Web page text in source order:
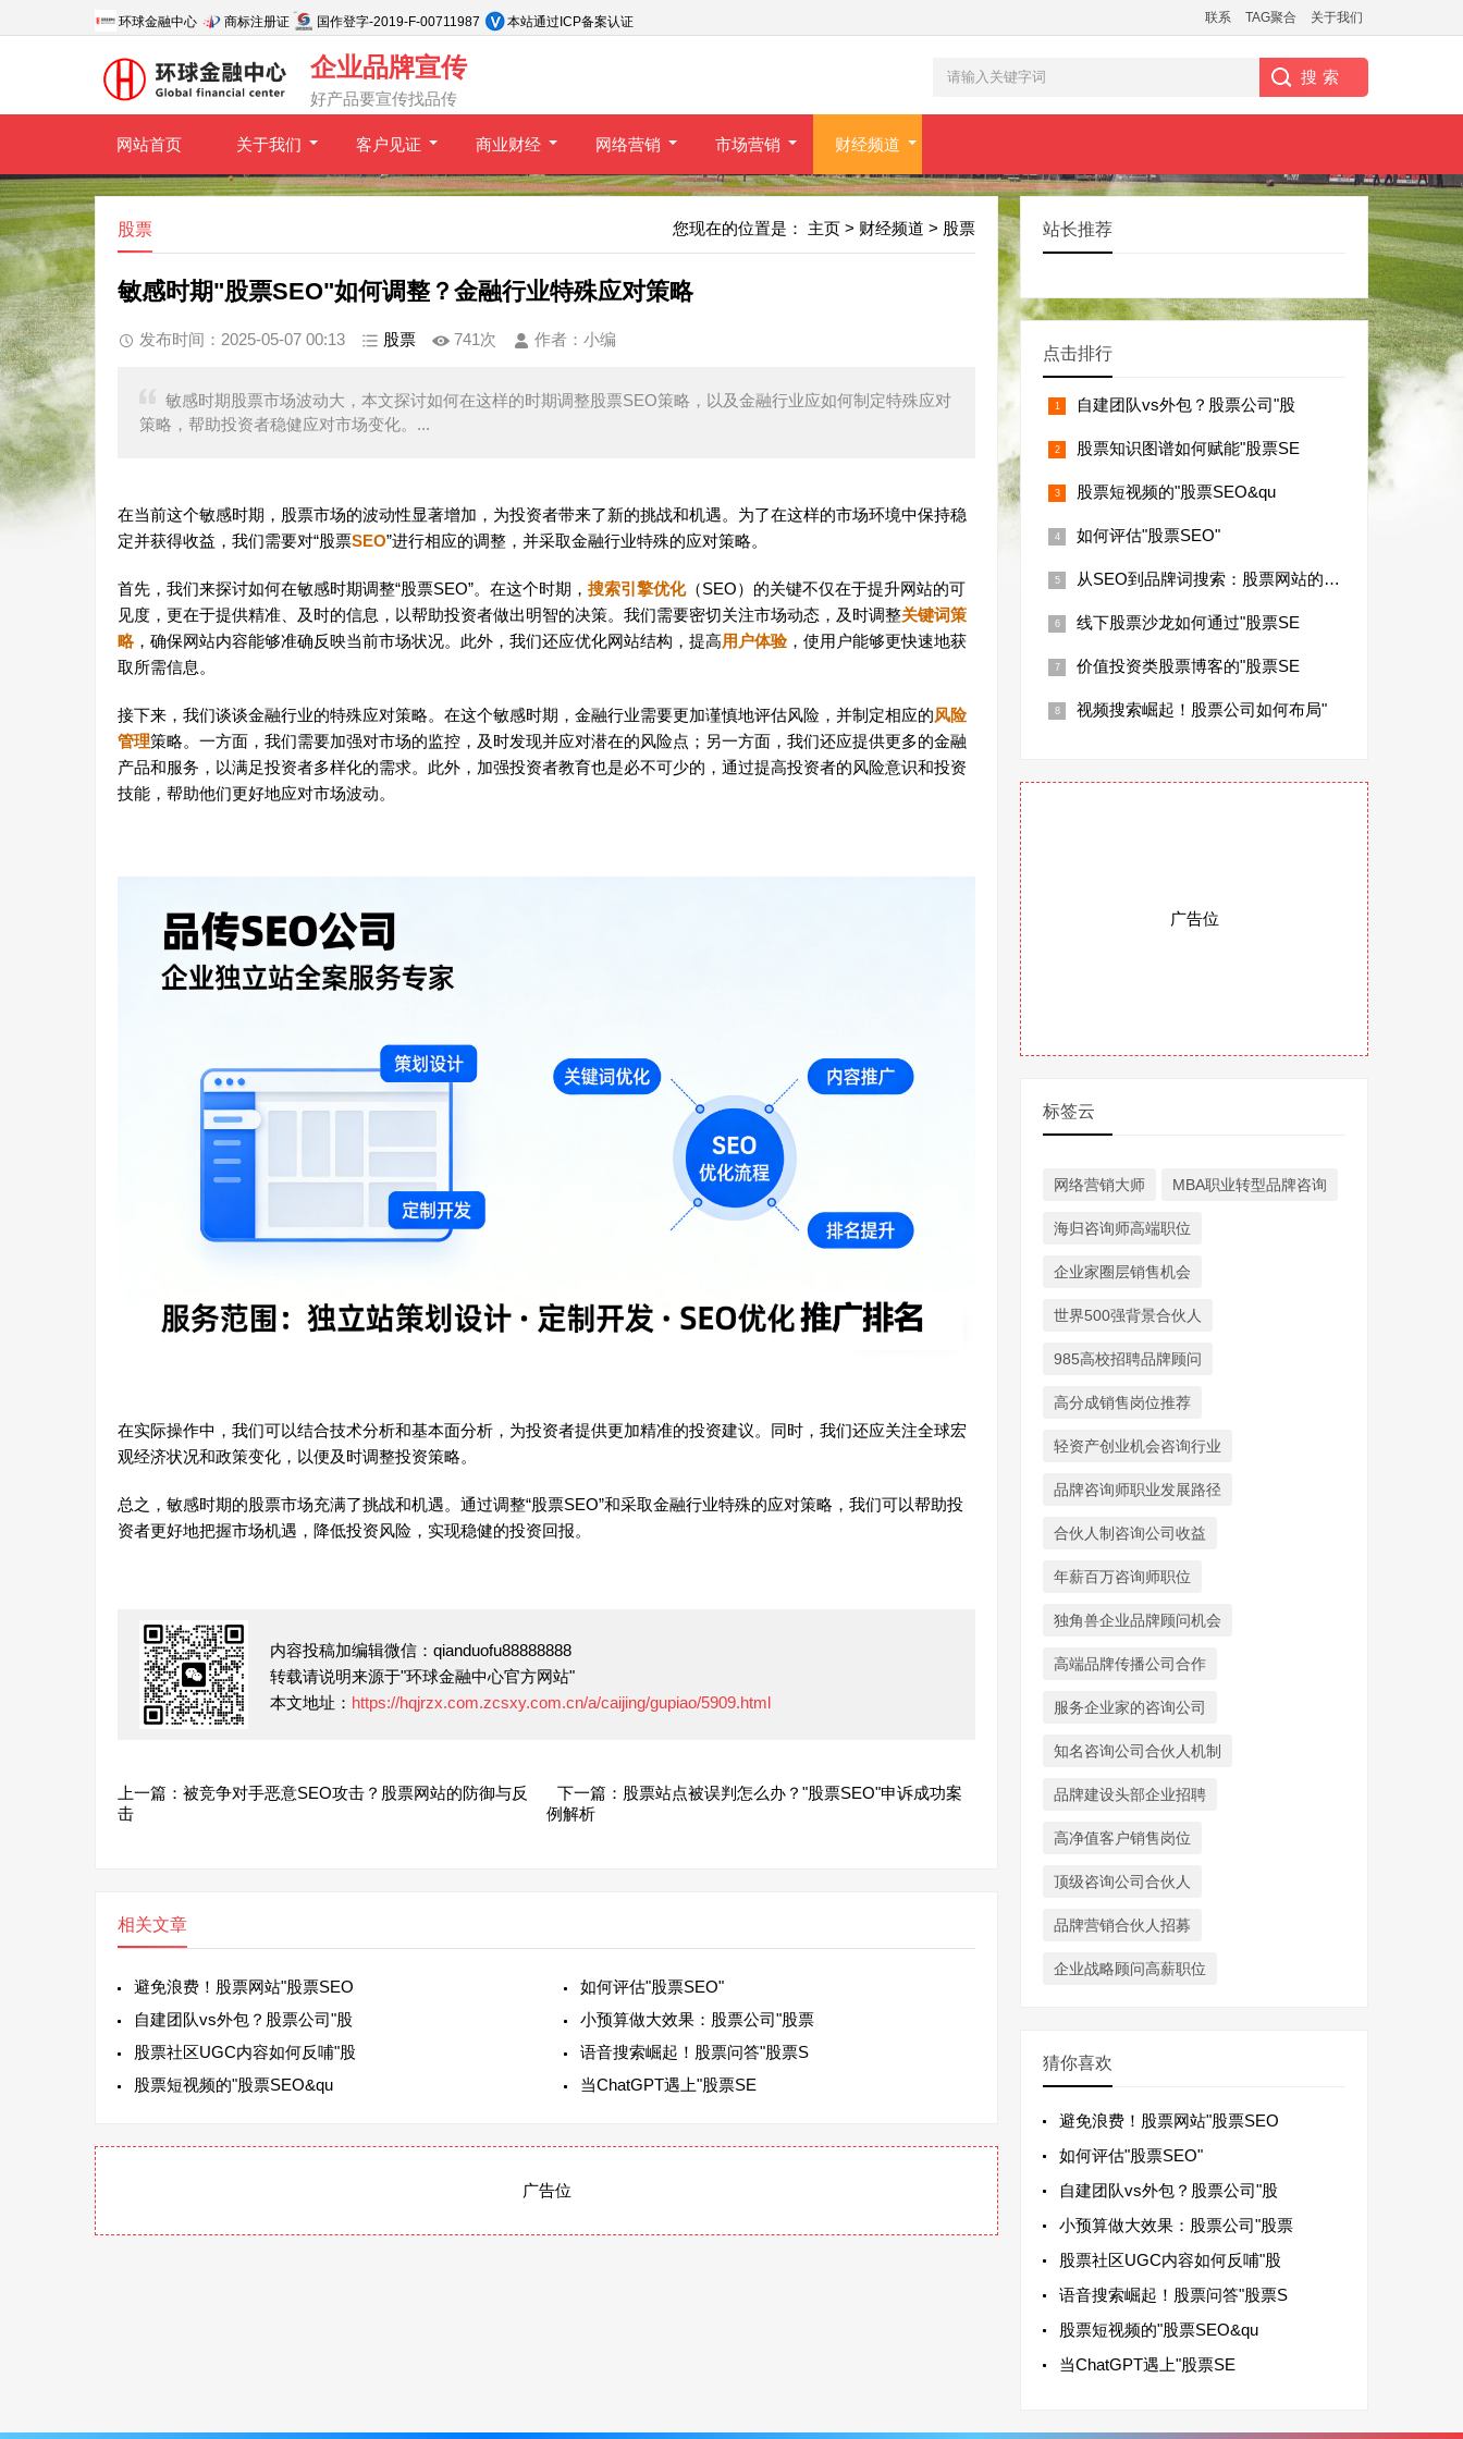
环球金融中心 商标注册证 国作登字-2019-F-00711987 本站通过ICP备案认证 联系 TAG聚合 关于我们
企业品牌宣传
好产品要宣传找品传
网站首页 关于我们 客户见证 商业财经 网络营销 市场营销 财经频道
您现在的位置是： 主页 > 财经频道 > 股票
股票
敏感时期"股票SEO"如何调整？金融行业特殊应对策略
发布时间：2025-05-07 00:13 股票 741次 作者： 小编
敏感时期股票市场波动大，本文探讨如何在这样的时期调整股票SEO策略，以及金融行业应如何制定特殊应对
策略，帮助投资者稳健应对市场变化。...
在当前这个敏感时期，股票市场的波动性显著增加，为投资者带来了新的挑战和机遇。为了在这样的市场环境中保持稳
定并获得收益，我们需要对“股票SEO”进行相应的调整，并采取金融行业特殊的应对策略。
首先，我们来探讨如何在敏感时期调整“股票SEO”。在这个时期， 搜索引擎优化（SEO）的关键不仅在于提升网站的可
见度，更在于提供精准、及时的信息，以帮助投资者做出明智的决策。我们需要密切关注市场动态，及时调整关键词策
略 ，确保网站内容能够准确反映当前市场状况。此外，我们还应优化网站结构，提高用户体验，使用户能够更快速地获
取所需信息。
接下来，我们谈谈金融行业的特殊应对策略。在这个敏感时期，金融行业需要更加谨慎地评估风险，并制定相应的风险
管理策略。一方面，我们需要加强对市场的监控，及时发现并应对潜在的风险点；另一方面，我们还应提供更多的金融
产品和服务，以满足投资者多样化的需求。此外，加强投资者教育也是必不可少的，通过提高投资者的风险意识和投资
技能，帮助他们更好地应对市场波动。
在实际操作中，我们可以结合技术分析和基本面分析，为投资者提供更加精准的投资建议。同时，我们还应关注全球宏
观经济状况和政策变化，以便及时调整投资策略。
总之，敏感时期的股票市场充满了挑战和机遇。通过调整“股票SEO”和采取金融行业特殊的应对策略，我们可以帮助投
资者更好地把握市场机遇，降低投资风险，实现稳健的投资回报。
内容投稿加编辑微信：qianduofu88888888
转载请说明来源于"环球金融中心官方网站"
本文地址： https://hqjrzx.com.zcsxy.com.cn/a/caijing/gupiao/5909.html
上一篇：被竞争对手恶意SEO攻击？股票网站的防御与反
击
下一篇：股票站点被误判怎么办？"股票SEO"申诉成功案
例解析
相关文章
避免浪费！股票网站"股票SEO
如何评估"股票SEO"
自建团队vs外包？股票公司"股
小预算做大效果：股票公司"股票
股票社区UGC内容如何反哺"股
语音搜索崛起！股票问答"股票S
股票短视频的"股票SEO&qu
当ChatGPT遇上"股票SE
广告位
站长推荐
点击排行
自建团队vs外包？股票公司"股
股票知识图谱如何赋能"股票SE
股票短视频的"股票SEO&qu
如何评估"股票SEO"
从SEO到品牌词搜索：股票网站的长期流量
线下股票沙龙如何通过"股票SE
价值投资类股票博客的"股票SE
视频搜索崛起！股票公司如何布局"
广告位
标签云
网络营销大师 MBA职业转型品牌咨询
海归咨询师高端职位
企业家圈层销售机会
世界500强背景合伙人
985高校招聘品牌顾问
高分成销售岗位推荐
轻资产创业机会咨询行业
品牌咨询师职业发展路径
合伙人制咨询公司收益
年薪百万咨询师职位
独角兽企业品牌顾问机会
高端品牌传播公司合作
服务企业家的咨询公司
知名咨询公司合伙人机制
品牌建设头部企业招聘
高净值客户销售岗位
顶级咨询公司合伙人
品牌营销合伙人招募
企业战略顾问高薪职位
猜你喜欢
避免浪费！股票网站"股票SEO
如何评估"股票SEO"
自建团队vs外包？股票公司"股
小预算做大效果：股票公司"股票
股票社区UGC内容如何反哺"股
语音搜索崛起！股票问答"股票S
股票短视频的"股票SEO&qu
当ChatGPT遇上"股票SE